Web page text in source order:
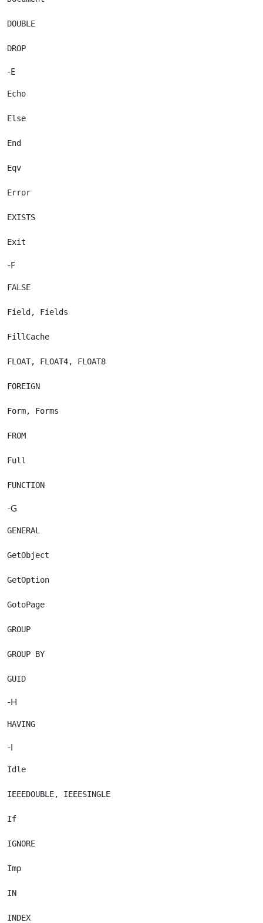
DOUBLE
-E
Echo
Else
End
Eqv
Error
EXISTS
-F
FALSE
Field, Fields
FillCache
FLOAT, FLOAT4, FLOAT8
FOREIGN
Form, Forms
FROM
Full
-G
GENERAL
GetObject
GetOption
GotoPage
GROUP
GROUP BY
-H
-I
Idle
IEEEDOUBLE, IEEESINGLE
If
IGNORE
Imp
IN
INDEX